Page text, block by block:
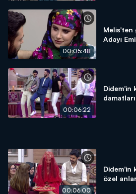
00:05:48
Melis'ten
Adayı
00:06:22
Didem'in
00:06:00
Didem'in
özel